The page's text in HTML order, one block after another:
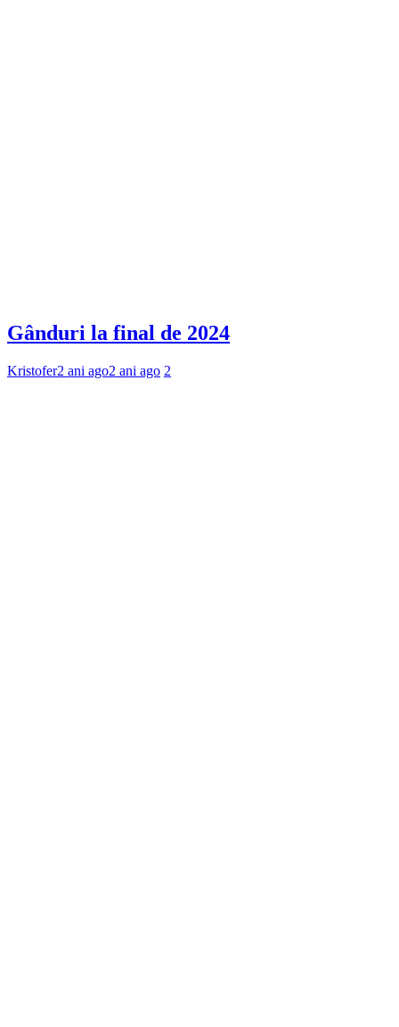
Gânduri la final de 2024
Kristofer2 ani ago2 ani ago 2